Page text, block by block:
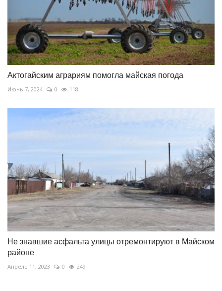
Актогайским аграриям помогла майская погода
Июнь 7, 2024 0 118
Не знавшие асфальта улицы отремонтируют в Майском
районе
Апрель 11, 2023 0 249